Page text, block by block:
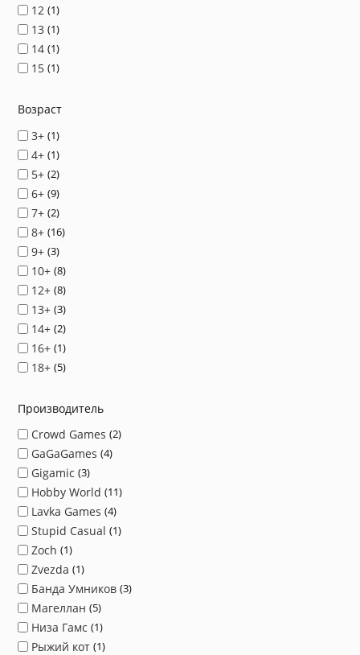
12 1
13 1
14 1
15 1
Возраст
3+ 1
4+ 1
5+ 2
6+ 9
7+ 2
8+ 16
9+ 3
10+ 8
12+ 8
13+ 3
14+ 2
16+ 1
18+ 5
Производитель
Crowd Games 2
GaGaGames 4
Gigamic 3
Hobby World 11
Lavka Games 4
Stupid Casual 1
Zoch 1
Zvezda 1
Банда Умников 3
Магеллан 5
Низа Гамс 1
Рыжий кот 1